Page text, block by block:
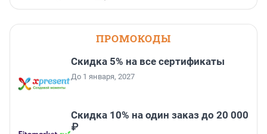
ПРОМОКОДЫ
Скидка 5% на все сертификаты
До 1 января, 2027
Скидка 10% на один заказ до 20 000
₽